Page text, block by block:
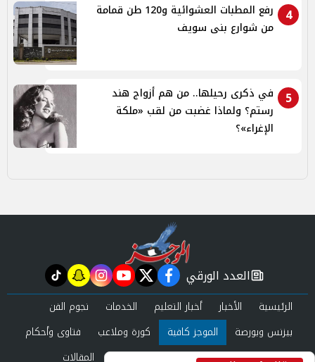
4
رفع المطبات العشوائية و120 طن قمامة
من شوارع بنى سويف
5
في ذكرى رحيلها.. من هم أزواج هند
رستم؟ ولماذا غضبت من لقب «ملكة
الإغراء»؟
newspaper
العدد الورقي facebook
twitter
youtube
instagram
snapchat
tiktok
الرئيسية الأخبار أخبار التعليم الخدمات
نجوم الفن
بيزنس وبورصة
الموجز كافية كورة وملاعب
فتاوى وأحكام
صحة وجمال
عرب وعالم حوادث ومحاكم المقالات